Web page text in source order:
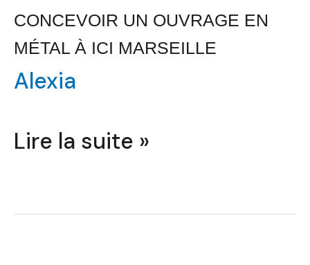
CONCEVOIR UN OUVRAGE EN
MÉTAL À ICI MARSEILLE
Alexia
Marseille
Lire la suite »